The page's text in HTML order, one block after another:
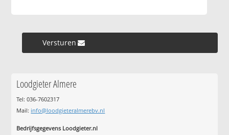
Versturen »
Loodgieter Almere
Tel: 036-7602317
Mail: info@loodgieteralmerebv.nl
Bedrijfsgegevens Loodgieter.nl